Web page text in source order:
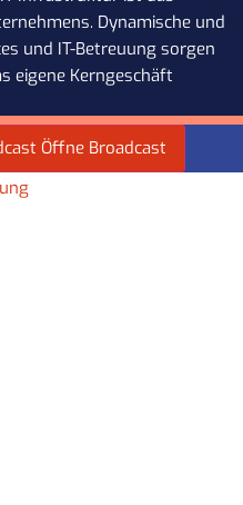
Dynamische und
und IT-Betreuung sorgen
eigene Kerngeschäft
Öffne Broadcast